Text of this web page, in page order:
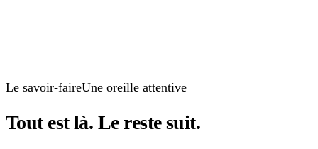
Le savoir-faireUne oreille attentive
Tout est là. Le reste suit.